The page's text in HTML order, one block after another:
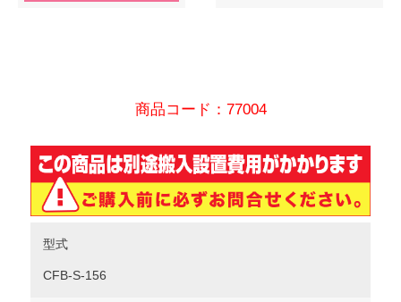
商品コード：77004
型式
CFB-S-156